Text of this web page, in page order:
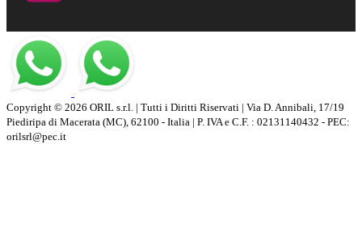
Copyright © 2026 ORIL s.r.l. | Tutti i Diritti Riservati | Via D. Annibali, 17/19
Piediripa di Macerata (MC), 62100 - Italia | P. IVA e C.F. : 02131140432 - PEC:
orilsrl@pec.it